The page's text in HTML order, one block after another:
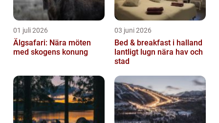
01 juli 2026
Älgsafari: Nära möten
med skogens konung
03 juni 2026
Bed & breakfast i halland
lantligt lugn nära hav och
stad